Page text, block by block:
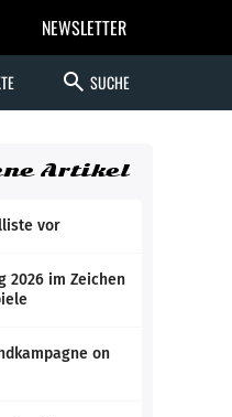
NEWSLETTER
search SUCHE
Artikel
vor
2026 im Zeichen
on